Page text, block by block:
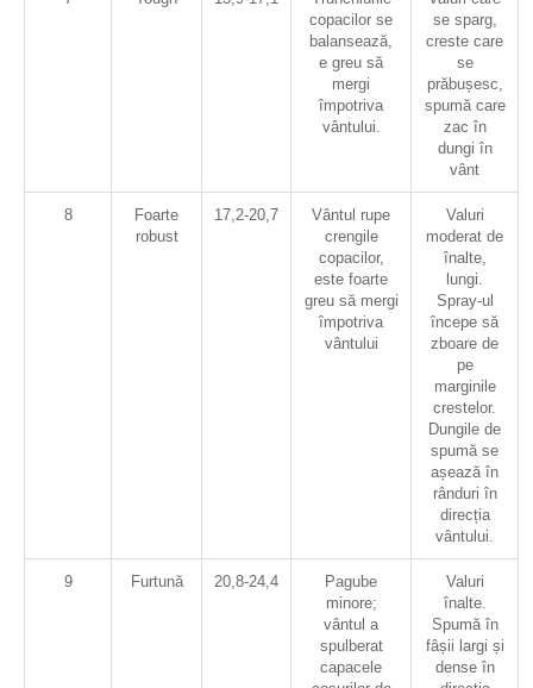
copacilor se
balansează,
e greu să
mergi
împotriva
vântului.
se sparg,
creste care
se
prăbușesc,
spumă care
zac în
dungi în
vânt
8
Foarte
robust
17,2-20,7
Vântul rupe
crengile
copacilor,
este foarte
greu să mergi
împotriva
vântului
Valuri
moderat de
înalte,
lungi.
Spray-ul
începe să
zboare de
pe
marginile
crestelor.
Dungile de
spumă se
așează în
rânduri în
direcția
vântului.
9 Furtună 20,8-24,4
Pagube
minore;
vântul a
spulberat
capacele
Valuri
înalte.
Spumă în
fâșii largi și
dense în